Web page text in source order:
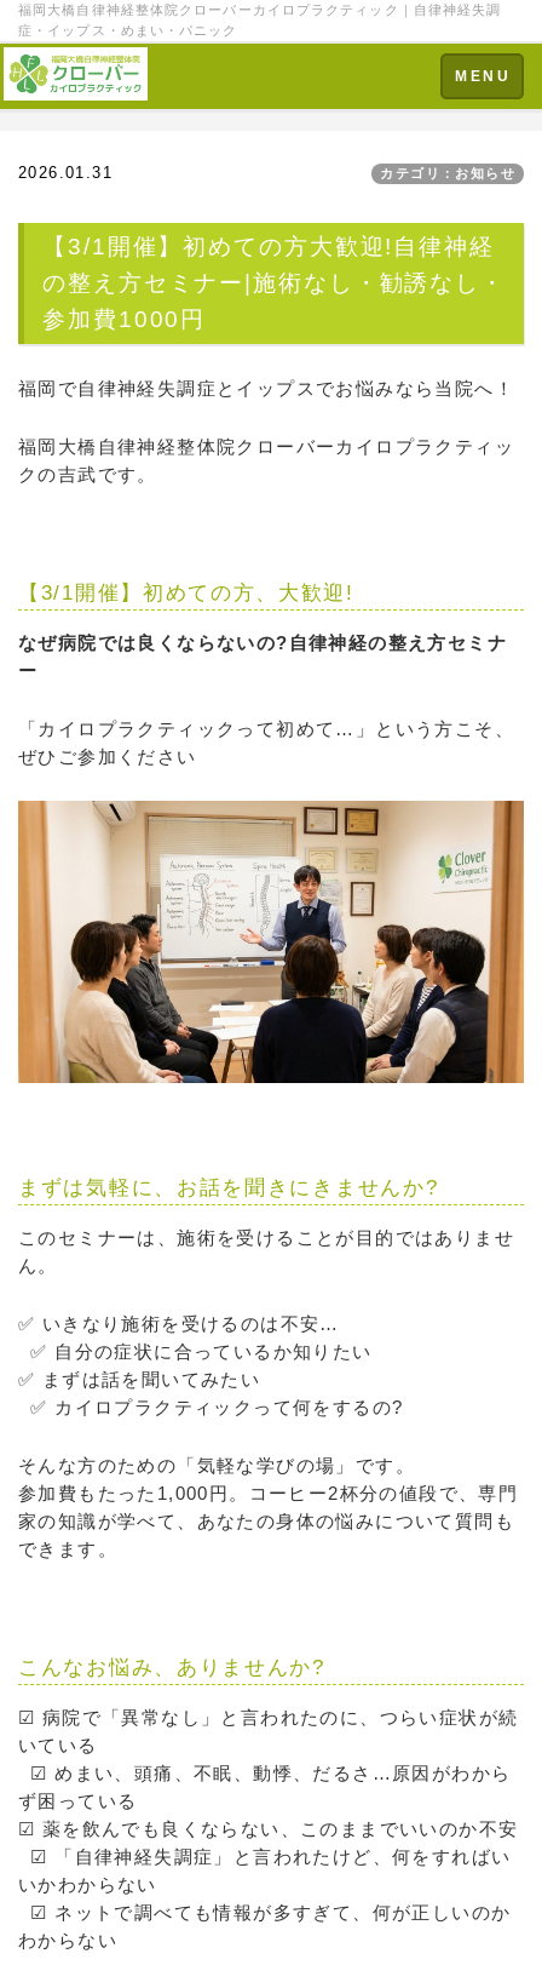
福岡大橋自律神経整体院クローバーカイロプラクティック｜自律神経失調
症・イップス・めまい・パニック
Toggle
navigation
MENU
2026.01.31 カテゴリ：お知らせ
【3/1開催】初めての方大歓迎!自律神経
の整え方セミナー|施術なし・勧誘なし・
参加費1000円
福岡で自律神経失調症とイップスでお悩みなら当院へ！
福岡大橋自律神経整体院クローバーカイロプラクティッ
クの吉武です。
【3/1開催】初めての方、大歓迎!
なぜ病院では良くならないの?自律神経の整え方セミナ
ー
「カイロプラクティックって初めて…」という方こそ、
ぜひご参加ください
まずは気軽に、お話を聞きにきませんか?
このセミナーは、施術を受けることが目的ではありませ
ん。
✅ いきなり施術を受けるのは不安…
✅ 自分の症状に合っているか知りたい
✅ まずは話を聞いてみたい
✅ カイロプラクティックって何をするの?
そんな方のための「気軽な学びの場」です。
参加費もたった1,000円。コーヒー2杯分の値段で、専門
家の知識が学べて、あなたの身体の悩みについて質問も
できます。
こんなお悩み、ありませんか?
☑ 病院で「異常なし」と言われたのに、つらい症状が続
いている
☑ めまい、頭痛、不眠、動悸、だるさ…原因がわから
ず困っている
☑ 薬を飲んでも良くならない、このままでいいのか不安
☑ 「自律神経失調症」と言われたけど、何をすればい
いかわからない
☑ ネットで調べても情報が多すぎて、何が正しいのか
わからない